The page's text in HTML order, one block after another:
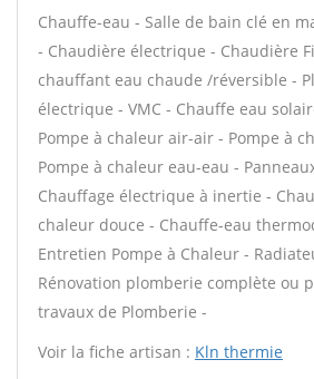
Chauffe-eau - Salle de bain clé en
- Chaudière électrique - Chaudière
chauffant eau chaude /réversible -
électrique - VMC - Chauffe eau
Pompe à chaleur air-air - Pompe à
Pompe à chaleur eau-eau -
Chauffage électrique à inertie -
chaleur douce - Chauffe-eau
Entretien Pompe à Chaleur -
Rénovation plomberie complète ou
travaux de Plomberie -
Voir la fiche artisan : Kln thermie